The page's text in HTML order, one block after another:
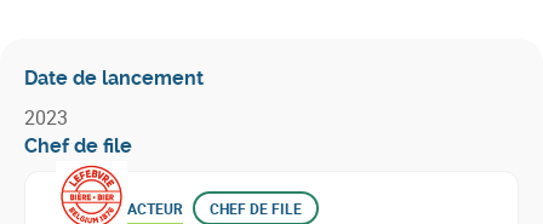
Date de lancement
2023
Chef de file
ACTEUR CHEF DE FILE